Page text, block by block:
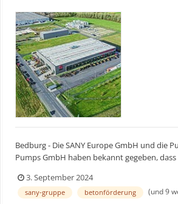
Bedburg - Die SANY Europe GmbH und die
Pumps GmbH haben bekannt gegeben,
Region zu stärken und auszubauen.
(23.08.2024): SANY Minibagger Stephan Theis
3. September 2024
sany-gruppe betonförderung (und 9